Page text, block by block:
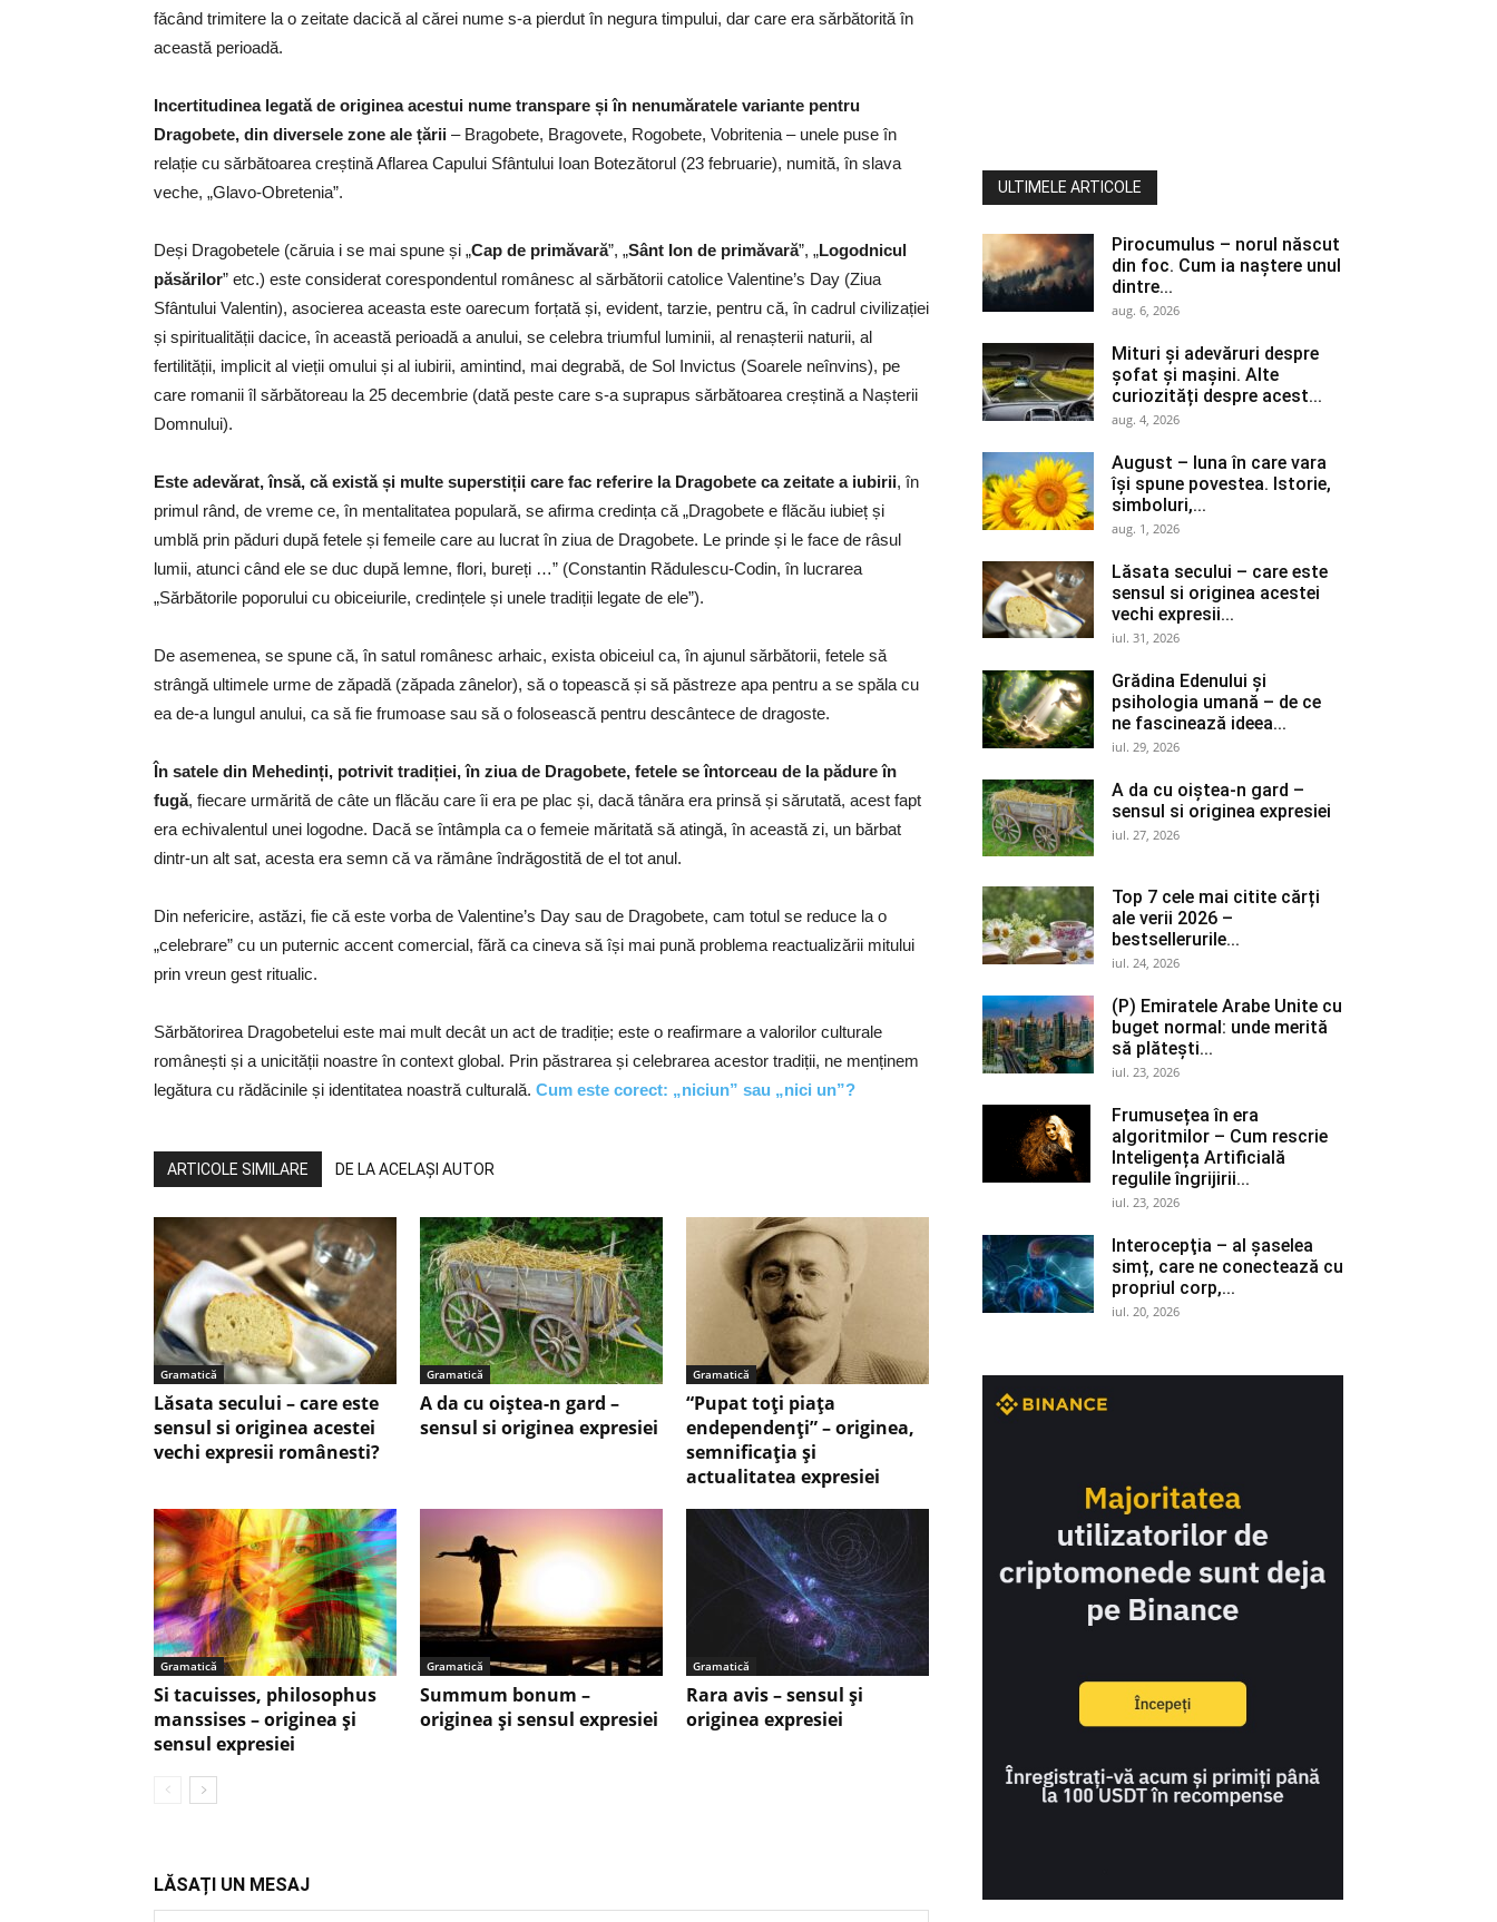
făcând trimitere la o zeitate dacică al cărei nume s-a pierdut în negura timpului, dar care era sărbătorită în
această perioadă.
Incertitudinea legată de originea acestui nume transpare și în nenumăratele variante pentru
Dragobete, din diversele zone ale țării – Bragobete, Bragovete, Rogobete, Vobritenia – unele puse în
relație cu sărbătoarea creștină Aflarea Capului Sfântului Ioan Botezătorul (23 februarie), numită, în slava
veche, „Glavo-Obretenia”.
Deși Dragobetele (căruia i se mai spune și „Cap de primăvară”, „Sânt Ion de primăvară”, „Logodnicul
păsărilor” etc.) este considerat corespondentul românesc al sărbătorii catolice Valentine’s Day (Ziua
Sfântului Valentin), asocierea aceasta este oarecum forțată și, evident, tarzie, pentru că, în cadrul civilizației
și spiritualității dacice, în această perioadă a anului, se celebra triumful luminii, al renașterii naturii, al
fertilității, implicit al vieții omului și al iubirii, amintind, mai degrabă, de Sol Invictus (Soarele neînvins), pe
care romanii îl sărbătoreau la 25 decembrie (dată peste care s-a suprapus sărbătoarea creștină a Nașterii
Domnului).
Este adevărat, însă, că există și multe superstiții care fac referire la Dragobete ca zeitate a iubirii, în
primul rând, de vreme ce, în mentalitatea populară, se afirma credința că „Dragobete e flăcău iubieț și
umblă prin păduri după fetele și femeile care au lucrat în ziua de Dragobete. Le prinde și le face de râsul
lumii, atunci când ele se duc după lemne, flori, bureți …” (Constantin Rădulescu-Codin, în lucrarea
„Sărbătorile poporului cu obiceiurile, credințele și unele tradiții legate de ele”).
De asemenea, se spune că, în satul românesc arhaic, exista obiceiul ca, în ajunul sărbătorii, fetele să
strângă ultimele urme de zăpadă (zăpada zânelor), să o topească și să păstreze apa pentru a se spăla cu
ea de-a lungul anului, ca să fie frumoase sau să o folosească pentru descântece de dragoste.
În satele din Mehedinți, potrivit tradiției, în ziua de Dragobete, fetele se întorceau de la pădure în
fugă, fiecare urmărită de câte un flăcău care îi era pe plac și, dacă tânăra era prinsă și sărutată, acest fapt
era echivalentul unei logodne. Dacă se întâmpla ca o femeie măritată să atingă, în această zi, un bărbat
dintr-un alt sat, acesta era semn că va rămâne îndrăgostită de el tot anul.
Din nefericire, astăzi, fie că este vorba de Valentine’s Day sau de Dragobete, cam totul se reduce la o
„celebrare” cu un puternic accent comercial, fără ca cineva să își mai pună problema reactualizării mitului
prin vreun gest ritualic.
Sărbătorirea Dragobetelui este mai mult decât un act de tradiție; este o reafirmare a valorilor culturale
românești și a unicității noastre în context global. Prin păstrarea și celebrarea acestor tradiții, ne menținem
legătura cu rădăcinile și identitatea noastră culturală. Cum este corect: „niciun” sau „nici un”?
ARTICOLE SIMILARE DE LA ACELAȘI AUTOR
Gramatică
Lăsata secului – care este
sensul si originea acestei
vechi expresii românesti?
Gramatică
A da cu oiștea-n gard –
sensul si originea expresiei
Gramatică
“Pupat toţi piaţa
endependenţi” – originea,
semnificaţia şi
actualitatea expresiei
Gramatică
Si tacuisses, philosophus
manssises – originea şi
sensul expresiei
Gramatică
Summum bonum –
originea şi sensul expresiei
Gramatică
Rara avis – sensul şi
originea expresiei
LĂSAȚI UN MESAJ
ULTIMELE ARTICOLE
Pirocumulus – norul născut
din foc. Cum ia naștere unul
dintre...
aug. 6, 2026
Mituri și adevăruri despre
șofat și mașini. Alte
curiozități despre acest...
aug. 4, 2026
August – luna în care vara
își spune povestea. Istorie,
simboluri,...
aug. 1, 2026
Lăsata secului – care este
sensul si originea acestei
vechi expresii...
iul. 31, 2026
Grădina Edenului și
psihologia umană – de ce
ne fascinează ideea...
iul. 29, 2026
A da cu oiștea-n gard –
sensul si originea expresiei
iul. 27, 2026
Top 7 cele mai citite cărți
ale verii 2026 –
bestsellerurile...
iul. 24, 2026
(P) Emiratele Arabe Unite cu
buget normal: unde merită
să plătești...
iul. 23, 2026
Frumusețea în era
algoritmilor – Cum rescrie
Inteligența Artificială
regulile îngrijirii...
iul. 23, 2026
Interocepţia – al șaselea
simț, care ne conectează cu
propriul corp,...
iul. 20, 2026